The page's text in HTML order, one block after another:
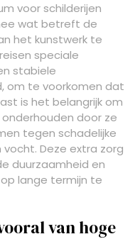
voor schilderijen
wat betreft de
het kunstwerk te
speciale
stabiele
om te voorkomen dat
is het belangrijk om
door ze
tegen schadelijke
Deze extra zorg
duurzaamheid en
lange termijn te
van hoge